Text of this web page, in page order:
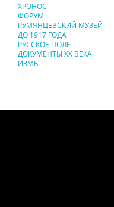
ХРОНОС
ФОРУМ
РУМЯНЦЕВСКИЙ МУЗЕЙ
ДО 1917 ГОДА
РУССКОЕ ПОЛЕ
ДОКУМЕНТЫ XX ВЕКА
ИЗМЫ